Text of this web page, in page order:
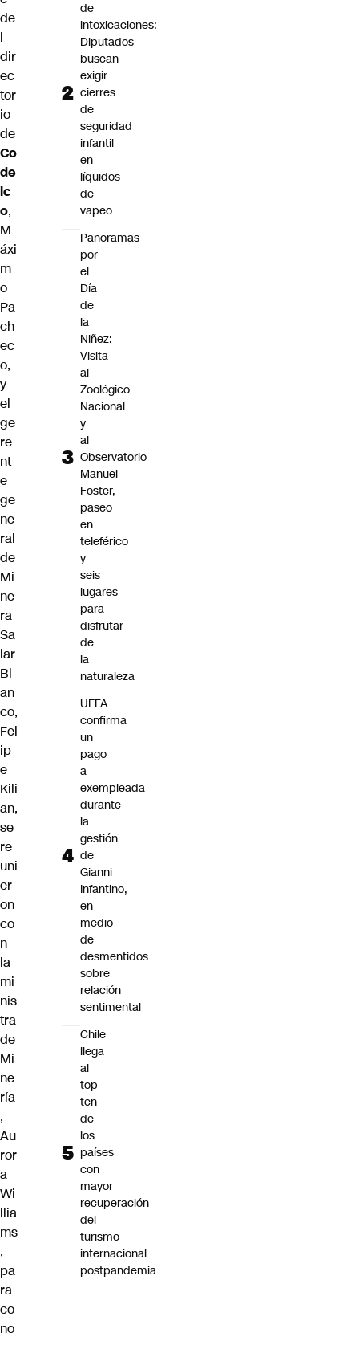
de
l
dir
ec
tor
io
de
Co
de
lc
o,
M
áxi
m
o
Pa
ch
ec
o,
y
el
ge
re
nt
e
ge
ne
ral
de
Mi
ne
ra
Sa
lar
Bl
an
co,
Fel
ip
e
Kili
an,
se
re
uni
er
on
co
n
la
mi
nis
tra
de
Mi
ne
ría
,
Au
ror
a
Wi
llia
ms
,
pa
ra
co
no
de
intoxicaciones:
Diputados
buscan
exigir
cierres
de
seguridad
infantil
en
líquidos
de
vapeo
Panoramas
por
el
Día
de
la
Niñez:
Visita
al
Zoológico
Nacional
y
al
Observatorio
Manuel
Foster,
paseo
en
teleférico
y
seis
lugares
para
disfrutar
de
la
naturaleza
UEFA
confirma
un
pago
a
exempleada
durante
la
gestión
de
Gianni
Infantino,
en
medio
de
desmentidos
sobre
relación
sentimental
Chile
llega
al
top
ten
de
los
países
con
mayor
recuperación
del
turismo
internacional
postpandemia